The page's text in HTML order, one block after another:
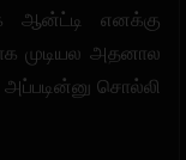
ஆன்ட்டி எனக்கு
முடியல அதனால
சொல்லி